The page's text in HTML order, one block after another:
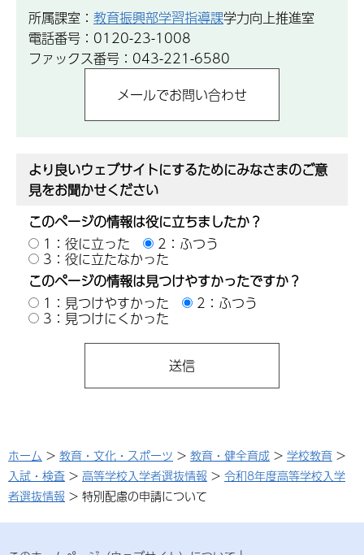
所属課室： 教育振興部学習指導課学力向上推進室
電話番号：0120-23-1008
ファックス番号：043-221-6580
より良いウェブサイトにするためにみなさまのご意
見をお聞かせください
このページの情報は役に立ちましたか？
1：役に立った
2：ふつう
3：役に立たなかった
このページの情報は見つけやすかったですか？
1：見つけやすかった
2：ふつう
3：見つけにくかった
ホーム > 教育・文化・スポーツ > 教育・健全育成 > 学校教育 >
入試・検査 > 高等学校入学者選抜情報 > 令和8年度高等学校入学
者選抜情報 > 特別配慮の申請について